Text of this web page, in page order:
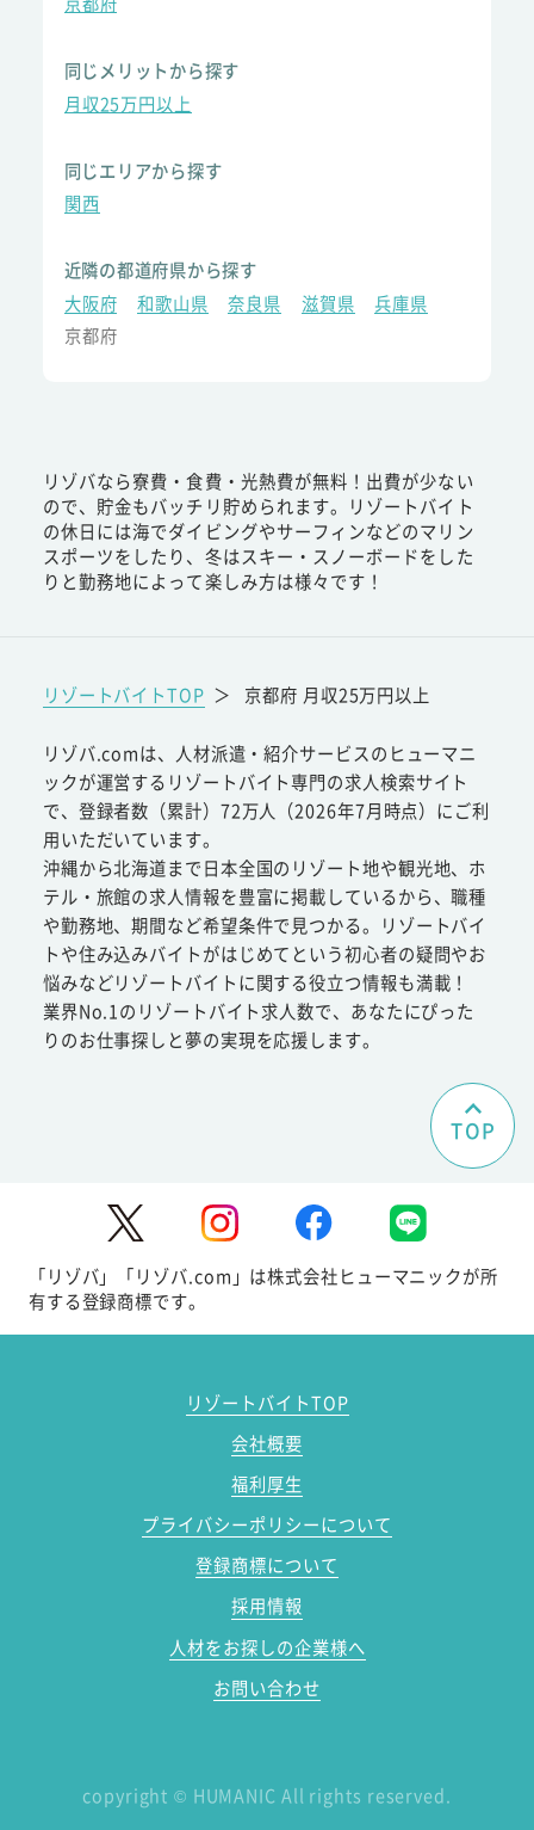
同じメリットから探す
月収25万円以上
同じエリアから探す
関西
近隣の都道府県から探す
大阪府
和歌山県 奈良県 滋賀県
兵庫県
京都府
リゾバなら寮費・食費・光熱費が無料！出費が少ない
ので、貯金もバッチリ貯められます。リゾートバイト
の休日には海でダイビングやサーフィンなどのマリン
スポーツをしたり、冬はスキー・スノーボードをした
りと勤務地によって楽しみ方は様々です！
リゾートバイトTOP ＞ 京都府 月収25万円以上
リゾバ.comは、人材派遣・紹介サービスのヒューマニ
ックが運営するリゾートバイト専門の求人検索サイト
で、登録者数（累計）72万人（2026年7月時点）にご利
用いただいています。
沖縄から北海道まで日本全国のリゾート地や観光地、ホ
テル・旅館の求人情報を豊富に掲載しているから、職種
や勤務地、期間など希望条件で見つかる。リゾートバイ
トや住み込みバイトがはじめてという初心者の疑問やお
悩みなどリゾートバイトに関する役立つ情報も満載！
業界No.1のリゾートバイト求人数で、あなたにぴった
りのお仕事探しと夢の実現を応援します。
TOP
「リゾバ」「リゾバ.com」は株式会社ヒューマニックが所
有する登録商標です。
リゾートバイトTOP
会社概要
福利厚生
プライバシーポリシーについて
登録商標について
採用情報
人材をお探しの企業様へ
お問い合わせ
copyright © HUMANIC All rights reserved.